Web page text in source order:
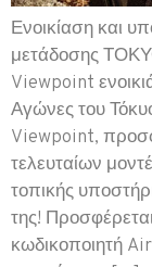
Ενοικίαση και
μετάδοσης
Viewpoint
Αγώνες του
Viewpoint,
τελευταίων
τοπικής
της!
κωδικοποιητή